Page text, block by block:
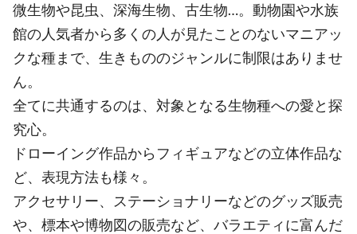
微生物や昆虫、深海生物、古生物…。動物園や水族
館の人気者から多くの人が見たことのないマニアッ
クな種まで、生きもののジャンルに制限はありませ
ん。
全てに共通するのは、対象となる生物種への愛と探
究心。
ドローイング作品からフィギュアなどの立体作品な
ど、表現方法も様々。
アクセサリー、ステーショナリーなどのグッズ販売
や、標本や博物図の販売など、バラエティに富んだ